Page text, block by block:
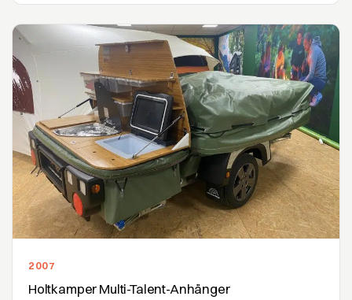
2007
Holtkamper Multi-Talent-Anhänger